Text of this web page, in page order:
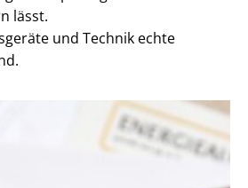
lässt.
und Technik echte